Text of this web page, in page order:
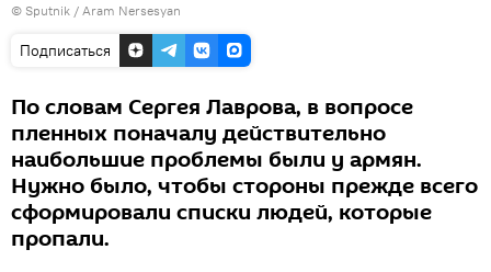
© Sputnik / Aram Nersesyan
Подписаться
По словам Сергея Лаврова, в вопросе
пленных поначалу действительно
наибольшие проблемы были у армян.
Нужно было, чтобы стороны прежде всего
сформировали списки людей, которые
пропали.